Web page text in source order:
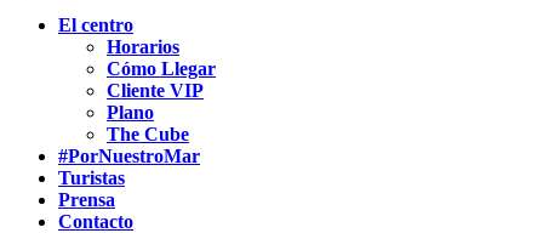
El centro
Horarios
Cómo Llegar
Cliente VIP
Plano
The Cube
#PorNuestroMar
Turistas
Prensa
Contacto